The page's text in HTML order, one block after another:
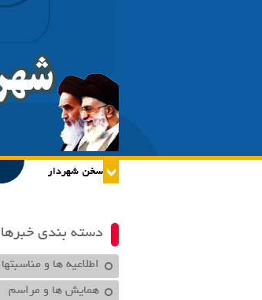
دسته بندی خبرها
اطلاعیه ها و مناسبتها
همایش ها و مراسم